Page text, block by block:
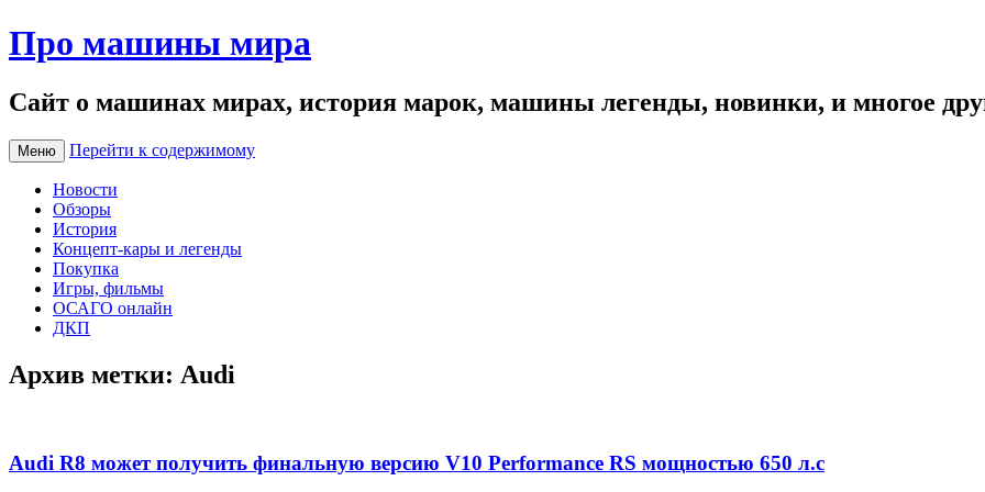
Про машины мира
Сайт о машинах мирах, история марок, машины легенды, новинки, и многое
Меню Перейти к содержимому
Новости
Обзоры
История
Концепт-кары и легенды
Покупка
Игры, фильмы
ОСАГО онлайн
ДКП
Архив метки: Audi
Audi R8 может получить финальную версию V10 Performance RS мощностью 650 л.с